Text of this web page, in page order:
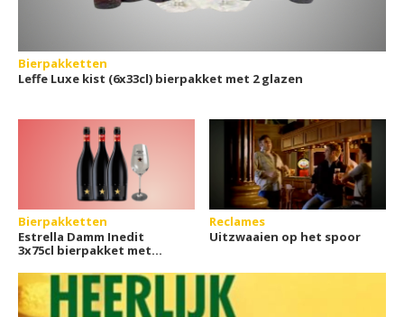
Bierpakketten
Leffe Luxe kist (6x33cl) bierpakket met 2 glazen
Bierpakketten
Estrella Damm Inedit
3x75cl bierpakket met
Reclames
Uitzwaaien op het spoor